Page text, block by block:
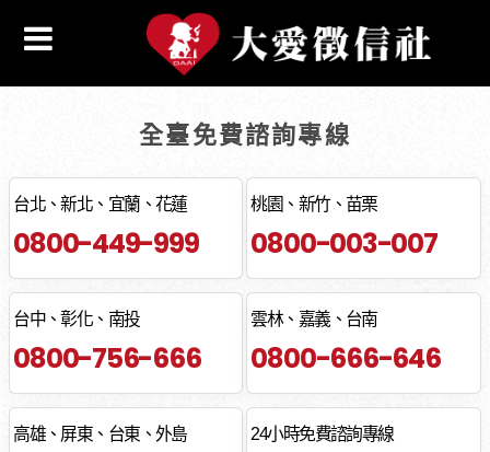
全臺免費諮詢專線
台北、新北、宜蘭、花蓮
0800-449-999
桃園、新竹、苗栗
0800-003-007
台中、彰化、南投
0800-756-666
雲林、嘉義、台南
0800-666-646
高雄、屏東、台東、外島 24小時免費諮詢專線